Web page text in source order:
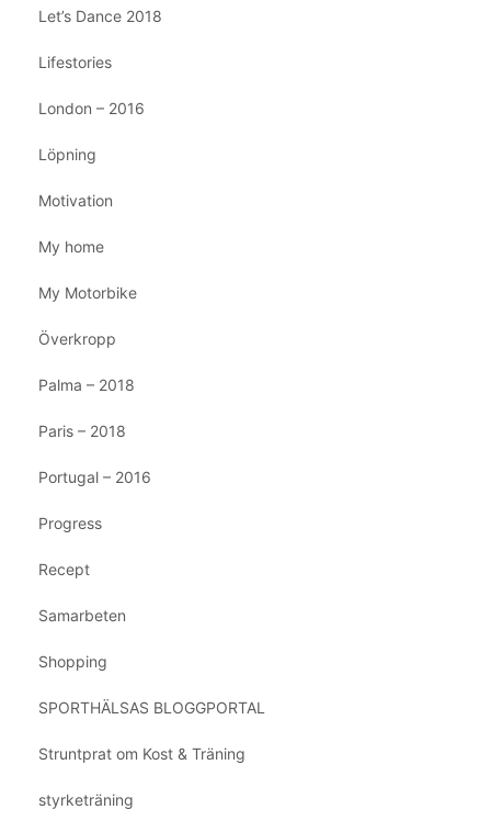
Let’s Dance 2018
Lifestories
London – 2016
Löpning
Motivation
My home
My Motorbike
Överkropp
Palma – 2018
Paris – 2018
Portugal – 2016
Progress
Recept
Samarbeten
Shopping
SPORTHÄLSAS BLOGGPORTAL
Struntprat om Kost & Träning
styrketräning